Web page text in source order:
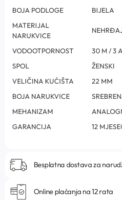
BOJA PODLOGE
BIJELA
MATERIJAL
NARUKVICE
VODOOTPORNOST
30 M / 3
SPOL
ŽENSKI
VELIČINA KUĆIŠTA
22 MM
BOJA NARUKVICE
MEHANIZAM
GARANCIJA
12
Besplatna dostava za
Online plaćanja na 12 rata